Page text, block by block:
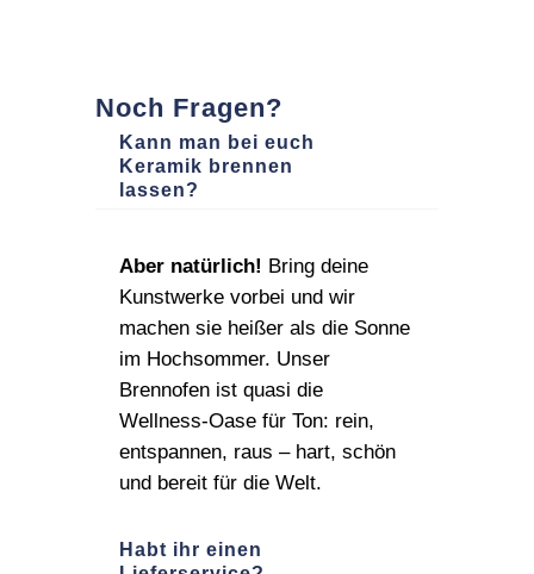
Noch Fragen?
Kann man bei euch
Keramik brennen
lassen?
Aber natürlich! Bring deine
Kunstwerke vorbei und wir
machen sie heißer als die Sonne
im Hochsommer. Unser
Brennofen ist quasi die
Wellness‑Oase für Ton: rein,
entspannen, raus – hart, schön
und bereit für die Welt.
Habt ihr einen